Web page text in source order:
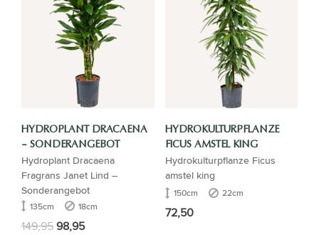
HYDROPLANT DRACAENA
– SONDERANGEBOT
Hydroplant Dracaena
Fragrans Janet Lind –
Sonderangebot
135cm 18cm
149,9598,95
HYDROKULTURPFLANZE
FICUS AMSTEL KING
Hydrokulturpflanze Ficus
amstel king
150cm 22cm
72,50